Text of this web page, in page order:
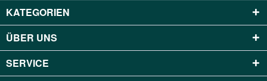
KATEGORIEN
ÜBER UNS
SERVICE